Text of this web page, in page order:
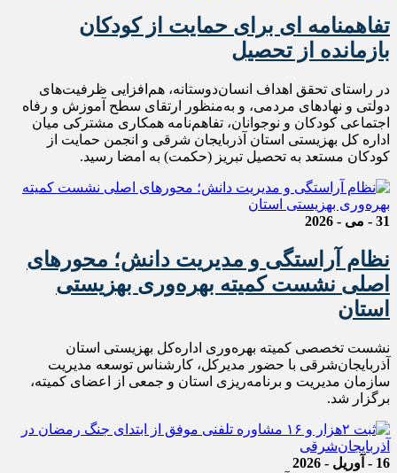
تفاهمنامه ای برای حمایت از کودکان
بازمانده از تحصیل
در راستای تحقق اهداف انسان‌دوستانه، هم‌افزایی ظرفیت‌های
دولتی و نهادهای مردمی، و به‌منظور ارتقای سطح آموزش و رفاه
اجتماعی کودکان و نوجوانان، تفاهم‌نامه همکاری مشترکی میان
اداره کل بهزیستی استان آذربایجان شرقی و انجمن حمایت از
کودکان مستعد به تحصیل تبریز (حکمت) به امضا رسید.
31 - می - 2026
نظام آراستگی و مدیریت دانش؛ محورهای
اصلی نشست کمیته بهره‌وری بهزیستی
استان
نشست تخصصی کمیته بهره‌وری اداره‌کل بهزیستی استان
آذربایجان‌شرقی با حضور مدیرکل، کارشناس توسعه مدیریت
سازمان مدیریت و برنامه‌ریزی استان و جمعی از اعضای کمیته،
برگزار شد.
16 - آوریل - 2026